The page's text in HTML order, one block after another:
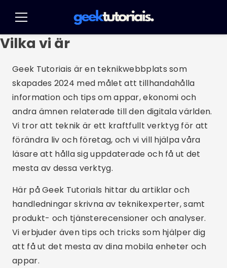
Meny
Vilka vi är
Geek Tutoriais är en teknikwebbplats som
skapades 2024 med målet att tillhandahålla
information och tips om appar, ekonomi och
andra ämnen relaterade till den digitala världen.
Vi tror att teknik är ett kraftfullt verktyg för att
förändra liv och företag, och vi vill hjälpa våra
läsare att hålla sig uppdaterade och få ut det
mesta av dessa verktyg.
Här på Geek Tutorials hittar du artiklar och
handledningar skrivna av teknikexperter, samt
produkt- och tjänsterecensioner och analyser.
Vi erbjuder även tips och tricks som hjälper dig
att få ut det mesta av dina mobila enheter och
appar.